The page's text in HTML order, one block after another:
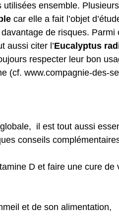
ensemble.
car elle a fait l’objet
de risques.
aussi citer l’Eucalyptus
respecter leur bon
(cf. www.compagnie-des-
il est tout aussi
conseils
D et faire une cure de
et de son alimentation,